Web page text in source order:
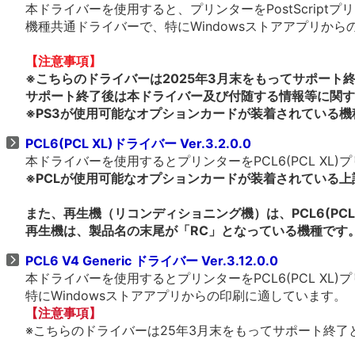
本ドライバーを使用すると、プリンターをPostScriptプ
機種共通ドライバーで、特にWindowsストアアプリから
【注意事項】
※こちらのドライバーは2025年3月末をもってサポート
サポート終了後は本ドライバー及び付随する情報等に関
※PS3が使用可能なオプションカードが装着されている
PCL6(PCL XL)ドライバー Ver.3.2.0.0
本ドライバーを使用するとプリンターをPCL6(PCL XL)
※PCLが使用可能なオプションカードが装着されている
また、再生機（リコンディショニング機）は、
再生機は、製品名の末尾が「RC」となっている機種です
PCL6 V4 Generic ドライバー Ver.3.12.0.0
本ドライバーを使用するとプリンターをPCL6(PCL XL)
特にWindowsストアアプリからの印刷に適しています。
【注意事項】
※こちらのドライバーは25年3月末をもってサポート終了